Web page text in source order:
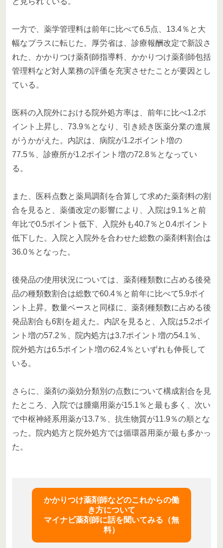
一方で、薬学管理料は前年に比べて6.5点、13.4％と大
幅なプラスに転じた。厚労省は、診療報酬改定で新設さ
れた、かかりつけ薬剤師指導料、かかりつけ薬剤師包括
管理料など対人業務の評価を充実させたことが要因とし
ている。
医科の入院外における院外処方率は、前年に比べ1.2ポ
イント上昇し、73.9％となり、引き続き医薬分業の進展
がうかがえた。内訳は、病院が1.2ポイント増の
77.5％、診療所が1.2ポイント増の72.8％となってい
る。
また、医科点数と薬局調剤を合算して求めた薬剤料の割
合を見ると、薬価改定の影響により、入院は9.1％と前
年比で0.5ポイント低下、入院外も40.7％と0.4ポイント
低下した。入院と入院外を合わせた総数の薬剤料割合は
36.0％となった。
後発品の使用状況については、薬剤種類数に占める後発
品の種類数割合は総数で60.4％と前年に比べて5.9ポイ
ント上昇。数量ベースと同様に、薬剤種類数に占める後
発品割合も6割を超えた。内訳を見ると、入院は5.2ポイ
ント増の57.2％、院内処方は3.7ポイント増の54.1％、
院外処方は6.5ポイント増の62.4％といずれも伸長して
いる。
さらに、薬剤の薬効分類別の点数について構成割合を見
たところ、入院では腫瘍用薬が15.1％と最も多く、次い
で中枢神経系用薬が13.7％、抗生物質が11.9％の順とな
った。院内処方と院外処方では循環器用薬が最も多かっ
た。
かかりつけ薬剤師などのこれからの働
き方について
マイナビ薬剤師に話を聞いてみる（無
料）